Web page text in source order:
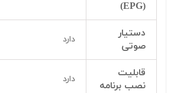
(EPG)
دستیار
صوتی
دارد
قابلیت
نصب برنامه
دارد